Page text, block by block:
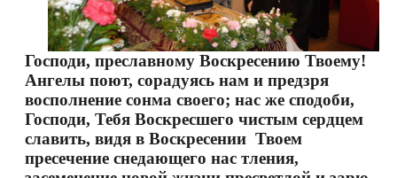
Господи, преславному Воскресению Твоему!
Ангелы поют, сорадуясь нам и предзря
восполнение сонма своего; нас же сподоби,
Господи, Тебя Воскресшего чистым сердцем
славить, видя в Воскресении Твоем
пресечение снедающего нас тления,